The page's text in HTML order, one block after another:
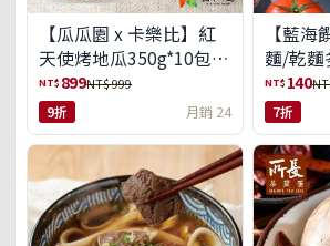
【瓜瓜園 x 卡樂比】紅
天使烤地瓜350g*10包
(免運組)
NT$ 899NT$ 999
9折 月銷 24
【藍
麵/乾麵
NT$ 140
7折